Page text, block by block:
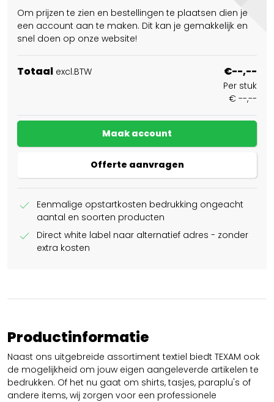
Om prijzen te zien en bestellingen te plaatsen dien je
een account aan te maken. Dit kan je gemakkelijk en
snel doen op onze website!
Totaal excl.BTW €--,--
Per stuk
€ --,--
Maak account
Offerte aanvragen
check
Eenmalige opstartkosten bedrukking ongeacht
aantal en soorten producten
check
Direct white label naar alternatief adres - zonder
extra kosten
Productinformatie
Naast ons uitgebreide assortiment textiel biedt TEXAM ook
de mogelijkheid om jouw eigen aangeleverde artikelen te
bedrukken. Of het nu gaat om shirts, tasjes, paraplu's of
andere items, wij zorgen voor een professionele